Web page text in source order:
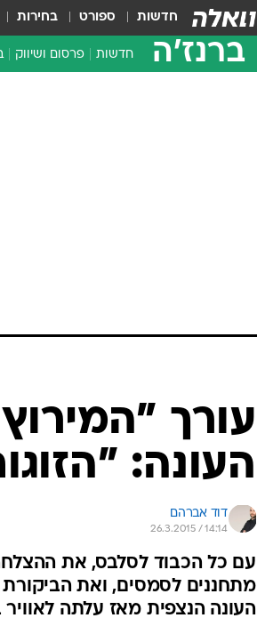
חדשות ספורט בחירות
ברנז'ה חדשות פרסום ושיווק
עורך
העונה:
דוד אברהם
26.3.2015 / 14:14
עם כל הכבוד לסלבס, את ההצלחה
מתחננים לסמסים, ואת הביקורת
העונה הנצפית מאז עלתה